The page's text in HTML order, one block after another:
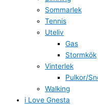
Sommarlek
Tennis
Uteliv
Gas
Stormkök
Vinterlek
Pulkor/
Walking
i Love Gnesta